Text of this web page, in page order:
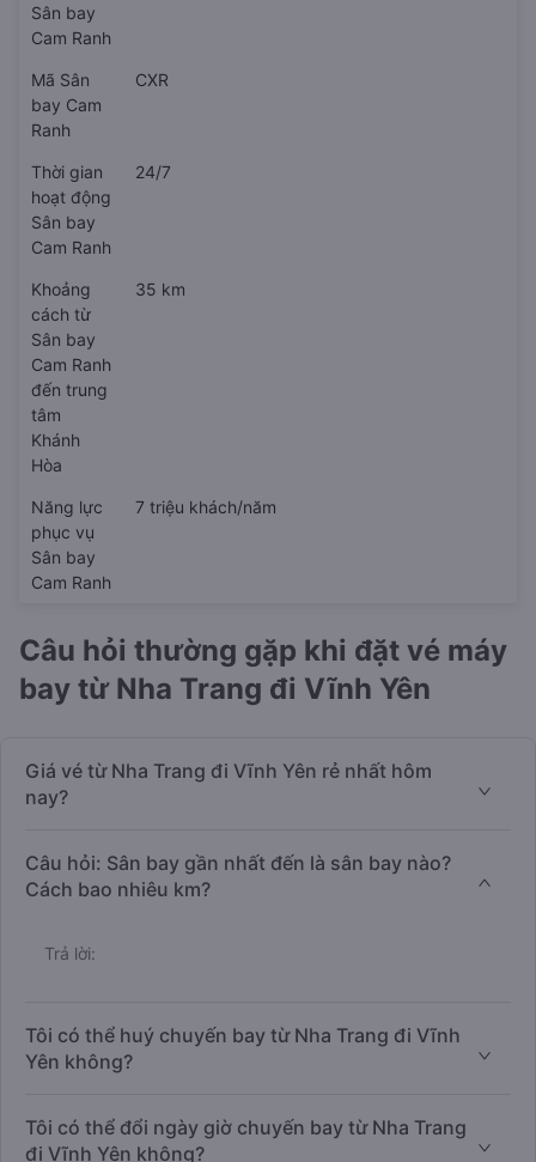
Sân bay
Cam Ranh
Mã Sân
bay Cam
Ranh
CXR
Thời gian
hoạt động
Sân bay
Cam Ranh
24/7
Khoảng
cách từ
Sân bay
Cam Ranh
đến trung
tâm
Khánh
Hòa
35 km
Năng lực
phục vụ
Sân bay
Cam Ranh
7 triệu khách/năm
Câu hỏi thường gặp khi đặt vé máy
bay từ Nha Trang đi Vĩnh Yên
Giá vé từ Nha Trang đi Vĩnh Yên rẻ nhất hôm
nay?
Câu hỏi: Sân bay gần nhất đến là sân bay nào?
Cách bao nhiêu km?
Trả lời:
Tôi có thể huý chuyến bay từ Nha Trang đi Vĩnh
Yên không?
Tôi có thể đổi ngày giờ chuyến bay từ Nha Trang
đi Vĩnh Yên không?